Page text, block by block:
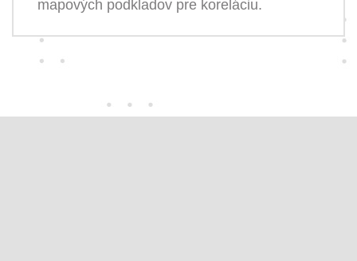
mapových podkladov pre koreláciu.